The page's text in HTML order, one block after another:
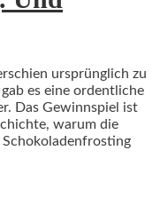
ursprünglich zu
es eine ordentliche
Das Gewinnspiel ist
warum die
Schokoladenfrosting